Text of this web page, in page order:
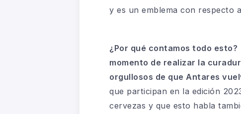
y es un emblema con respecto
¿Por qué contamos todo esto?
momento de realizar la
orgullosos de que Antares
que participan en la edición
cervezas y que esto habla